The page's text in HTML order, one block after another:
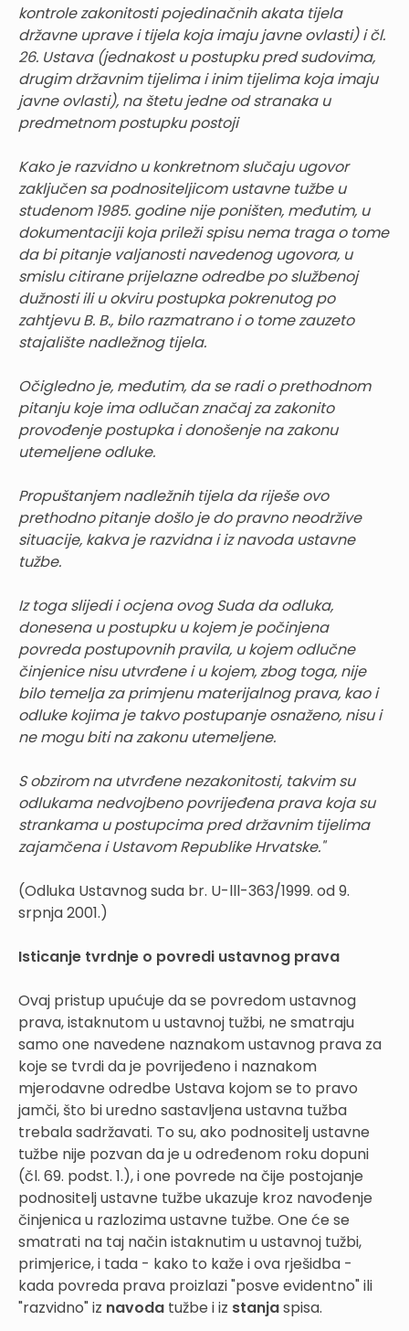
kontrole zakonitosti pojedinačnih akata tijela
državne uprave i tijela koja imaju javne ovlasti) i čl.
26. Ustava (jednakost u postupku pred sudovima,
drugim državnim tijelima i inim tijelima koja imaju
javne ovlasti), na štetu jedne od stranaka u
predmetnom postupku postoji
Kako je razvidno u konkretnom slučaju ugovor
zaključen sa podnositeljicom ustavne tužbe u
studenom 1985. godine nije poništen, međutim, u
dokumentaciji koja prileži spisu nema traga o tome
da bi pitanje valjanosti navedenog ugovora, u
smislu citirane prijelazne odredbe po službenoj
dužnosti ili u okviru postupka pokrenutog po
zahtjevu B. B., bilo razmatrano i o tome zauzeto
stajalište nadležnog tijela.
Očigledno je, međutim, da se radi o prethodnom
pitanju koje ima odlučan značaj za zakonito
provođenje postupka i donošenje na zakonu
utemeljene odluke.
Propuštanjem nadležnih tijela da riješe ovo
prethodno pitanje došlo je do pravno neodržive
situacije, kakva je razvidna i iz navoda ustavne
tužbe.
Iz toga slijedi i ocjena ovog Suda da odluka,
donesena u postupku u kojem je počinjena
povreda postupovnih pravila, u kojem odlučne
činjenice nisu utvrđene i u kojem, zbog toga, nije
bilo temelja za primjenu materijalnog prava, kao i
odluke kojima je takvo postupanje osnaženo, nisu i
ne mogu biti na zakonu utemeljene.
S obzirom na utvrđene nezakonitosti, takvim su
odlukama nedvojbeno povrijeđena prava koja su
strankama u postupcima pred državnim tijelima
zajamčena i Ustavom Republike Hrvatske."
(Odluka Ustavnog suda br. U-lll-363/1999. od 9.
srpnja 2001.)
Isticanje tvrdnje o povredi ustavnog prava
Ovaj pristup upućuje da se povredom ustavnog
prava, istaknutom u ustavnoj tužbi, ne smatraju
samo one navedene naznakom ustavnog prava za
koje se tvrdi da je povrijeđeno i naznakom
mjerodavne odredbe Ustava kojom se to pravo
jamči, što bi uredno sastavljena ustavna tužba
trebala sadržavati. To su, ako podnositelj ustavne
tužbe nije pozvan da je u određenom roku dopuni
(čl. 69. podst. 1.), i one povrede na čije postojanje
podnositelj ustavne tužbe ukazuje kroz navođenje
činjenica u razlozima ustavne tužbe. One će se
smatrati na taj način istaknutim u ustavnoj tužbi,
primjerice, i tada - kako to kaže i ova rješidba -
kada povreda prava proizlazi "posve evidentno" ili
"razvidno" iz navoda tužbe i iz stanjaspisa.